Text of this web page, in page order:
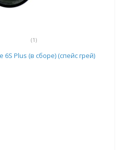
(1)
Plus (в сборе) (спейс грей)